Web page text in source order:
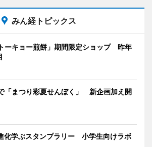
みん経トピックス
ーキョー煎餅」期間限定ショップ 昨年
「まつり彩夏せんぼく」 新企画加え開
化学ぶスタンプラリー 小学生向けラボ